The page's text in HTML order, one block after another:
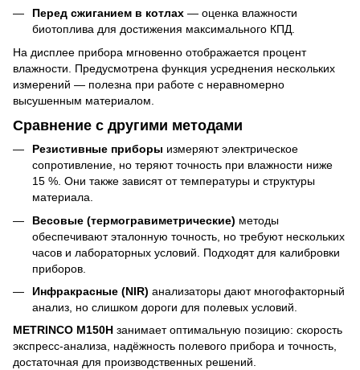
Перед сжиганием в котлах — оценка влажности
биотоплива для достижения максимального КПД.
На дисплее прибора мгновенно отображается процент
влажности. Предусмотрена функция усреднения нескольких
измерений — полезна при работе с неравномерно
высушенным материалом.
Сравнение с другими методами
Резистивные приборы измеряют электрическое
сопротивление, но теряют точность при влажности ниже
15 %. Они также зависят от температуры и структуры
материала.
Весовые (термогравиметрические) методы
обеспечивают эталонную точность, но требуют нескольких
часов и лабораторных условий. Подходят для калибровки
приборов.
Инфракрасные (NIR) анализаторы дают многофакторный
анализ, но слишком дороги для полевых условий.
METRINCO M150H занимает оптимальную позицию: скорость
экспресс-анализа, надёжность полевого прибора и точность,
достаточная для производственных решений.